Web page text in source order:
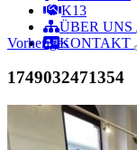
K13
ÜBER UNS
KONTAKT
Vorheriges
1749032471354